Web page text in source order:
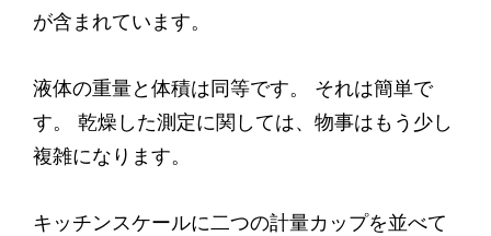
が含まれています。
液体の重量と体積は同等です。 それは簡単で
す。 乾燥した測定に関しては、物事はもう少し
複雑になります。
キッチンスケールに二つの計量カップを並べて